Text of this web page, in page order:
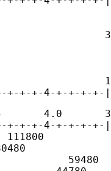
+-+-+-4-+-+-+-
4.0
+-4-+-+-+-+-|-
59480